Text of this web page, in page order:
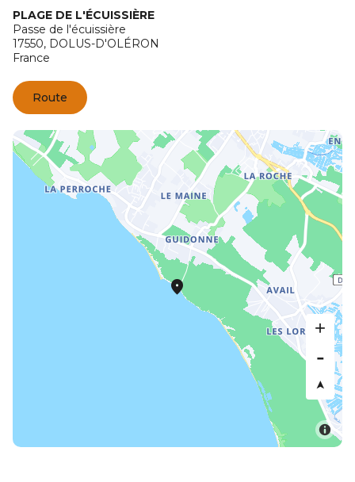
PLAGE DE L'ÉCUISSIÈRE
Passe de l'écuissière
17550, DOLUS-D'OLÉRON
France
Route